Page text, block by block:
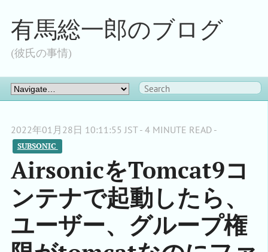
有馬総一郎のブログ
(彼氏の事情)
2022年01月28日 10:11:55 JST - 4 MINUTE READ -
SUBSONIC
AirsonicをTomcat9コ
ンテナで起動したら、
ユーザー、グループ権